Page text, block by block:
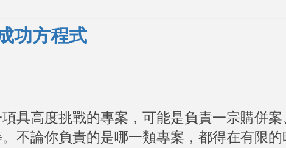
功方程式
具高度挑戰的專案，可能是負責一宗購併
不論你負責的是哪一類專案，都得在有限